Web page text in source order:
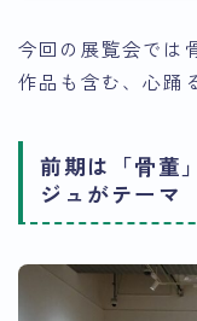
今回の展覧会では
作品も含む、心踊
前期は「骨董
ジュがテーマ